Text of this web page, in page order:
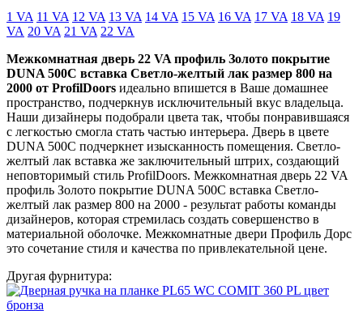
1 VA 11 VA 12 VA 13 VA 14 VA 15 VA 16 VA 17 VA 18 VA 19
VA 20 VA 21 VA 22 VA
Межкомнатная дверь 22 VA профиль Золото покрытие
DUNA 500C вставка Светло-желтый лак размер 800 на
2000 от ProfilDoors идеально впишется в Ваше домашнее
пространство, подчеркнув исключительный вкус владельца.
Наши дизайнеры подобрали цвета так, чтобы понравившаяся
с легкостью смогла стать частью интерьера. Дверь в цвете
DUNA 500C подчеркнет изысканность помещения. Светло-
желтый лак вставка же заключительный штрих, создающий
неповторимый стиль ProfilDoors. Межкомнатная дверь 22 VA
профиль Золото покрытие DUNA 500C вставка Светло-
желтый лак размер 800 на 2000 - результат работы команды
дизайнеров, которая стремилась создать совершенство в
материальной оболочке. Межкомнатные двери Профиль Дорс
это сочетание стиля и качества по привлекательной цене.
Другая фурнитура: